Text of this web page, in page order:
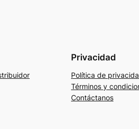
Privacidad
Política de
Términos y
Contáctanos